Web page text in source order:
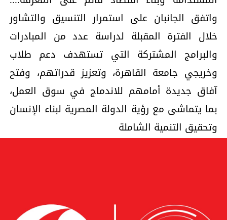
واتفق الجانبان على استمرار التنسيق والتشاور
خلال الفترة المقبلة لدراسة عدد من المبادرات
والبرامج المشتركة التي تستهدف دعم طلاب
وخريجي جامعة القاهرة، وتعزيز قدراتهم، وفتح
آفاق جديدة أمامهم للاندماج في سوق العمل،
بما يتماشى مع رؤية الدولة المصرية لبناء الإنسان
وتحقيق التنمية الشاملة